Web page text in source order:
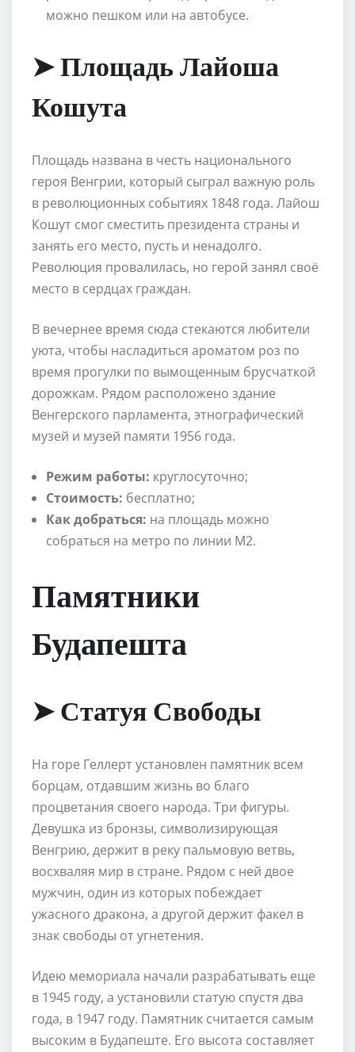
можно пешком или на автобусе.
➤ Площадь Лайоша
Кошута
Площадь названа в честь национального
героя Венгрии, который сыграл важную роль
в революционных событиях 1848 года. Лайош
Кошут смог сместить президента страны и
занять его место, пусть и ненадолго.
Революция провалилась, но герой занял своё
место в сердцах граждан.
В вечернее время сюда стекаются любители
уюта, чтобы насладиться ароматом роз по
время прогулки по вымощенным брусчаткой
дорожкам. Рядом расположено здание
Венгерского парламента, этнографический
музей и музей памяти 1956 года.
Режим работы: круглосуточно;
Стоимость: бесплатно;
Как добраться: на площадь можно
собраться на метро по линии М2.
Памятники
Будапешта
➤ Статуя Свободы
На горе Геллерт установлен памятник всем
борцам, отдавшим жизнь во благо
процветания своего народа. Три фигуры.
Девушка из бронзы, символизирующая
Венгрию, держит в реку пальмовую ветвь,
восхваляя мир в стране. Рядом с ней двое
мужчин, один из которых побеждает
ужасного дракона, а другой держит факел в
знак свободы от угнетения.
Идею мемориала начали разрабатывать еще
в 1945 году, а установили статую спустя два
года, в 1947 году. Памятник считается самым
высоким в Будапеште. Его высота составляет